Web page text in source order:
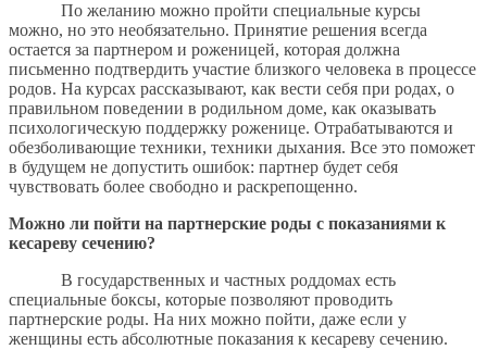
По желанию можно пройти специальные курсы
можно, но это необязательно. Принятие решения всегда
остается за партнером и роженицей, которая должна
письменно подтвердить участие близкого человека в процессе
родов. На курсах рассказывают, как вести себя при родах, о
правильном поведении в родильном доме, как оказывать
психологическую поддержку роженице. Отрабатываются и
обезболивающие техники, техники дыхания. Все это поможет
в будущем не допустить ошибок: партнер будет себя
чувствовать более свободно и раскрепощенно.
Можно ли пойти на партнерские роды с показаниями к
кесареву сечению?
В государственных и частных роддомах есть
специальные боксы, которые позволяют проводить
партнерские роды. На них можно пойти, даже если у
женщины есть абсолютные показания к кесареву сечению.